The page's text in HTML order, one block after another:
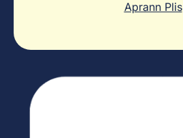
Aprann Plis